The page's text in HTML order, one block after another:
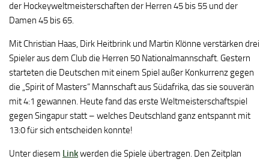
der Hockeyweltmeisterschaften der Herren 45 bis 55 und der
Damen 45 bis 65.
Mit Christian Haas, Dirk Heitbrink und Martin Klönne verstärken drei
Spieler aus dem Club die Herren 50 Nationalmannschaft. Gestern
starteten die Deutschen mit einem Spiel außer Konkurrenz gegen
die „Spirit of Masters“ Mannschaft aus Südafrika, das sie souverän
mit 4:1 gewannen. Heute fand das erste Weltmeisterschaftspiel
gegen Singapur statt – welches Deutschland ganz entspannt mit
13:0 für sich entscheiden konnte!
Unter diesem Linkwerden die Spiele übertragen. Den Zeitplan